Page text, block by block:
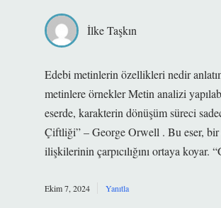
İlke Taşkın
Edebi metinlerin özellikleri nedir
metinlere örnekler Metin analizi
eserde, karakterin dönüşüm süreci
Çiftliği” – George Orwell . Bu eser, bir
ilişkilerinin çarpıcılığını ortaya
Ekim 7, 2024 Yanıtla